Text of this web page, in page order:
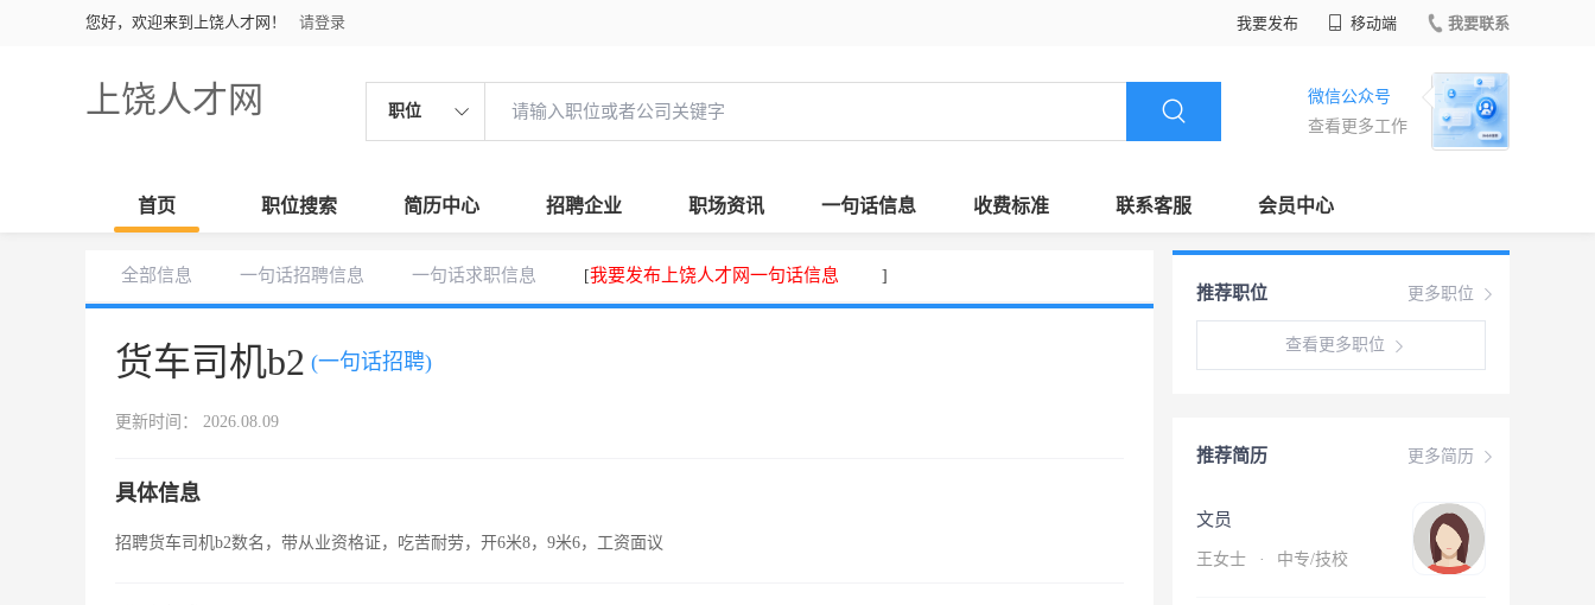
您好，欢迎来到上饶人才网！ 请登录 我要发布 移动端 我要联系
上饶人才网 职位
微信公众号
查看更多工作
首页 职位搜索 简历中心 招聘企业 职场资讯 一句话信息 收费标准 联系客服 会员中心
全部信息 一句话招聘信息 一句话求职信息 [我要发布上饶人才网一句话信息 ]
货车司机b2 (一句话招聘)
更新时间： 2026.08.09
具体信息
招聘货车司机b2数名，带从业资格证，吃苦耐劳，开6米8，9米6，工资面议
更多职位
推荐职位
查看更多职位
更多简历
推荐简历
文员
王女士 · 中专/技校